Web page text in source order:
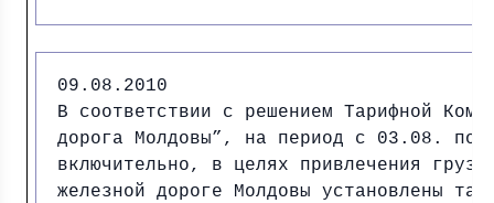
09.08.2010
В соответствии с решением Тарифной
дорога Молдовы”, на период с 03.08. по
включительно, в целях привлечения
железной дороге Молдовы установлены